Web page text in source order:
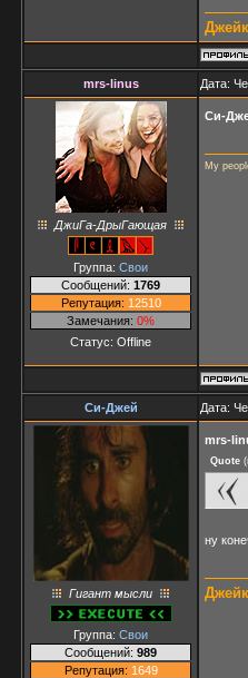
mrs-linus Дата:
ДжиГа-ДрыГающая
Группа: Свои
Сообщений: 1769
Репутация: 12510
Замечания: 0%
Статус: Offline
Си-
My
Си-Джей Дата:
Гигант мысли
Группа: Свои
Сообщений: 989
Репутация: 1649
mrs-
Quote (
ну